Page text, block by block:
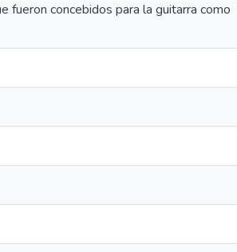
fueron concebidos para la guitarra como